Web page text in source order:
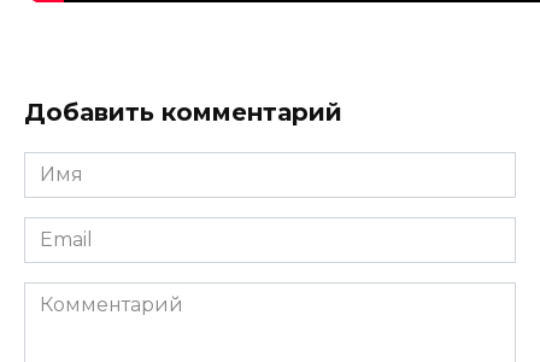
Добавить комментарий
Имя
Email
Комментарий